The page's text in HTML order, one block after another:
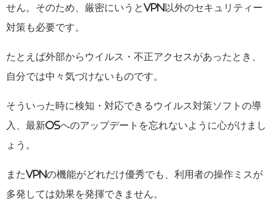
せん。そのため、厳密にいうとVPN以外のセキュリティー
対策も必要です。
たとえば外部からウイルス・不正アクセスがあったとき、
自分では中々気づけないものです。
そういった時に検知・対応できるウイルス対策ソフトの導
入、最新OSへのアップデートを忘れないように心がけまし
ょう。
またVPNの機能がどれだけ優秀でも、利用者の操作ミスが
多発しては効果を発揮できません。